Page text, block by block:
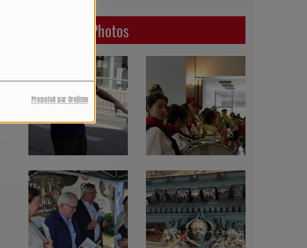
Propulsé par Orejime
Dernières Photos